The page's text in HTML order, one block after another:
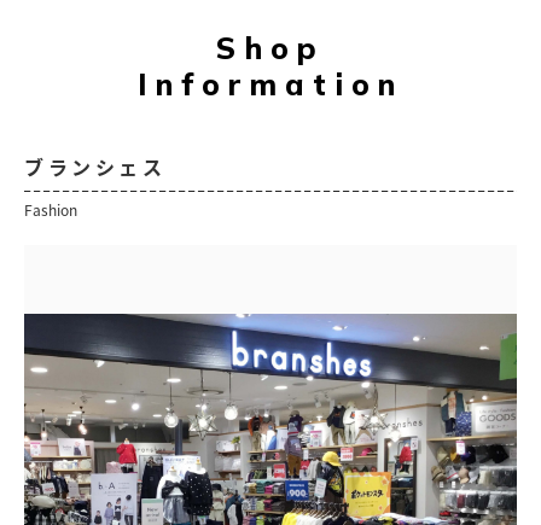
Shop
Information
ブランシェス
Fashion